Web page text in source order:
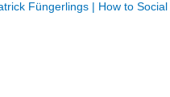
Füngerlings | How to Social